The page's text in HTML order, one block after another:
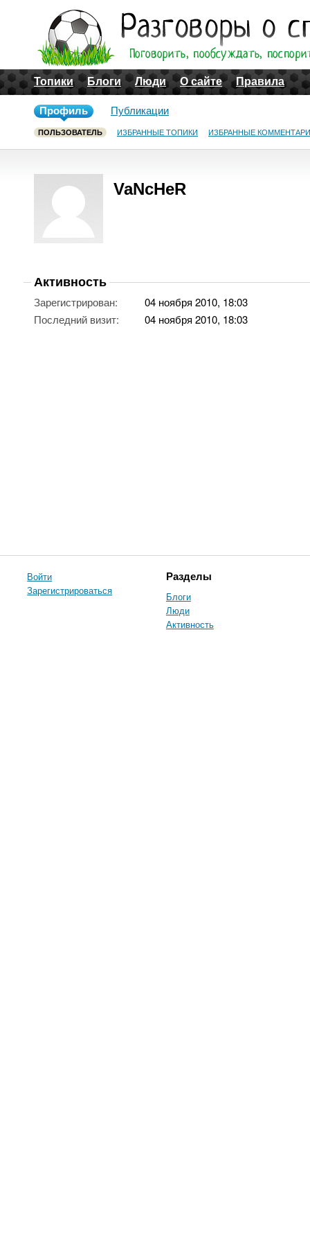
Топики Блоги Люди О сайте Правила
Профиль
ПОЛЬЗОВАТЕЛЬ ИЗБРАННЫЕ ТОПИКИ ИЗБРАННЫЕ
Публикации
VaNcHeR
Активность
Зарегистрирован:
04 ноября 2010, 18:03
Последний визит:
04 ноября 2010, 18:03
Войти
Зарегистрироваться
Разделы
Блоги
Люди
Активность